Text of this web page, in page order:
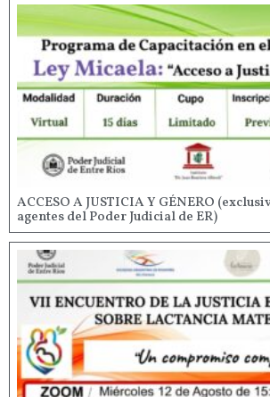
ACCESO A JUSTICIA Y GÉNERO
agentes del Poder Judicial de ER)